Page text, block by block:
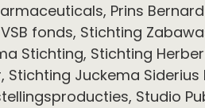
Prins
fonds, Stichting
Stichting, Stichting
Stichting Juckema
Studio